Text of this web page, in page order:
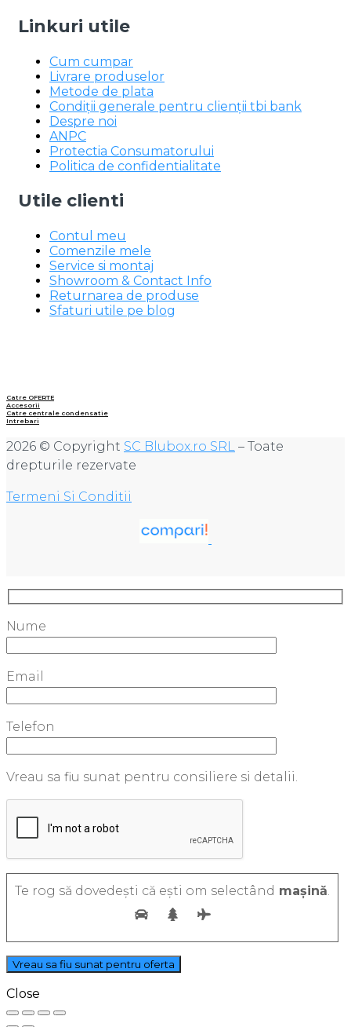
Linkuri utile
Cum cumpar
Livrare produselor
Metode de plata
Condiții generale pentru clienții tbi bank
Despre noi
ANPC
Protectia Consumatorului
Politica de confidentialitate
Utile clienti
Contul meu
Comenzile mele
Service si montaj
Showroom & Contact Info
Returnarea de produse
Sfaturi utile pe blog
Catre OFERTE
Accesorii
Catre centrale condensatie
Intrebari
2026 © Copyright SC Blubox.ro SRL – Toate
drepturile rezervate
Termeni Si Conditii
Nume
Email
Telefon
Vreau sa fiu sunat pentru consiliere si detalii.
Te rog să dovedești că ești om selectând mașină
Close